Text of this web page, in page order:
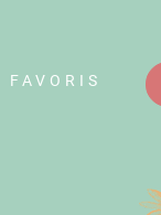
FAVORIS